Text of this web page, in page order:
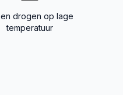
drogen op lage
temperatuur